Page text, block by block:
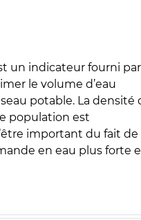
un indicateur fourni par
le volume d’eau
potable. La densité
population est
important du fait de
en eau plus forte